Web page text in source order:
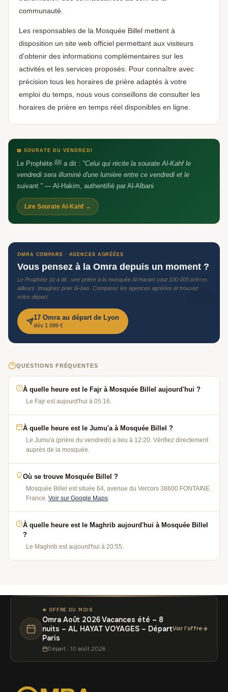
communauté.
Les responsables de la Mosquée Billel mettent à
disposition un site web officiel permettant aux visiteurs
d'obtenir des informations complémentaires sur les
activités et les services proposés. Pour connaître avec
précision tous les horaires de prière adaptés à votre
emploi du temps, nous vous conseillons de consulter les
horaires de prière en temps réel disponibles en ligne.
📖 SOURATE DU VENDREDI
Le Prophète ﷺ a dit : "Celui qui récite la sourate Al-Kahf le
vendredi sera illuminé d'une lumière entre ce vendredi et le
suivant." — Al-Hakim, authentifié par Al-Albani
Lire Sourate Al-Kahf →
🕋
OMRA COMPARE · AGENCES AGRÉÉES
Vous pensez à la Omra depuis un moment ?
Le Prophète ﷺ a dit : une prière à la mosquée Al Haram vaut 100 000 prières
ailleurs. Imaginez prier là-bas. Comparez les agences agréées et trouvez
votre départ.
17 Omra au départ de Lyon
dès 1 099 €
QUESTIONS FRÉQUENTES
À quelle heure est le Fajr à Mosquée Billel aujourd'hui ?
Le Fajr est aujourd'hui à 05:16.
À quelle heure est le Jumu'a à Mosquée Billel ?
Le Jumu'a (prière du vendredi) a lieu à 12:20. Vérifiez directement
auprès de la mosquée.
Où se trouve Mosquée Billel ?
Mosquée Billel est située 64, avenue du Vercors 38600 FONTAINE
France. Voir sur Google Maps.
À quelle heure est le Maghrib aujourd'hui à Mosquée Billel
?
Le Maghrib est aujourd'hui à 20:55.
★ OFFRE DU MOIS
Omra Août 2026 Vacances été – 8
nuits – AL HAYAT VOYAGES – Départ
Paris
Départ : 10 août 2026
Voir l'offre
🕌
Aidez-nous à grandir 🕌
barakAllahu fik